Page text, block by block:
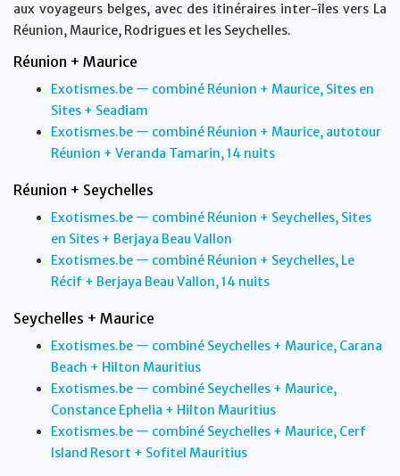
aux voyageurs belges, avec des itinéraires inter-îles vers La
Réunion, Maurice, Rodrigues et les Seychelles.
Réunion + Maurice
Exotismes.be — combiné Réunion + Maurice, Sites en
Sites + Seadiam
Exotismes.be — combiné Réunion + Maurice, autotour
Réunion + Veranda Tamarin, 14 nuits
Réunion + Seychelles
Exotismes.be — combiné Réunion + Seychelles, Sites
en Sites + Berjaya Beau Vallon
Exotismes.be — combiné Réunion + Seychelles, Le
Récif + Berjaya Beau Vallon, 14 nuits
Seychelles + Maurice
Exotismes.be — combiné Seychelles + Maurice, Carana
Beach + Hilton Mauritius
Exotismes.be — combiné Seychelles + Maurice,
Constance Ephelia + Hilton Mauritius
Exotismes.be — combiné Seychelles + Maurice, Cerf
Island Resort + Sofitel Mauritius